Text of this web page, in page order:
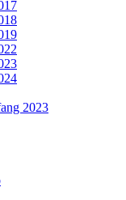
2023